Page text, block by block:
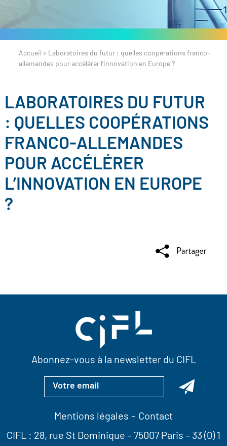
Accueil > Laboratoires du futur : quelles coopérations franco-
allemandes pour accélérer l’innovation en Europe ?
LABORATOIRES DU FUTUR
: QUELLES COOPÉRATIONS
FRANCO-ALLEMANDES
POUR ACCÉLÉRER
L’INNOVATION EN EUROPE
?
Abonnez-vous à la newsletter du CIFL
Mentions légales
Contact
CIFL : 28, rue St Dominique – 75007 Paris – 33 (0) 1